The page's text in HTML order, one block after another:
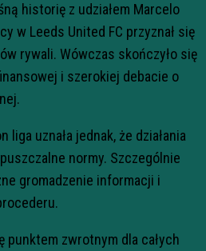
historię z udziałem Marcelo
w Leeds United FC przyznał się
rywali. Wówczas skończyło się
i szerokiej debacie o
liga uznała jednak, że działania
normy. Szczególnie
gromadzenie informacji i
punktem zwrotnym dla całych